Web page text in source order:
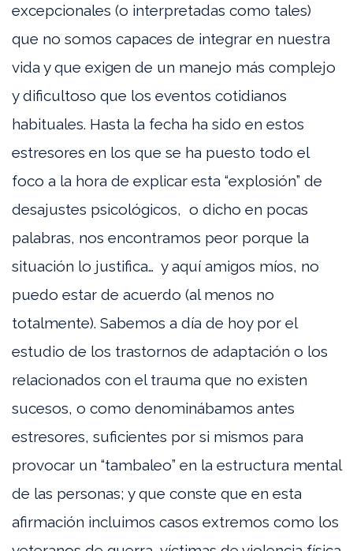
excepcionales (o interpretadas como tales)
que no somos capaces de integrar en nuestra
vida y que exigen de un manejo más complejo
y dificultoso que los eventos cotidianos
habituales. Hasta la fecha ha sido en estos
estresores en los que se ha puesto todo el
foco a la hora de explicar esta “explosión” de
desajustes psicológicos, o dicho en pocas
palabras, nos encontramos peor porque la
situación lo justifica… y aquí amigos míos, no
puedo estar de acuerdo (al menos no
totalmente). Sabemos a día de hoy por el
estudio de los trastornos de adaptación o los
relacionados con el trauma que no existen
sucesos, o como denominábamos antes
estresores, suficientes por si mismos para
provocar un “tambaleo” en la estructura mental
de las personas; y que conste que en esta
afirmación incluimos casos extremos como los